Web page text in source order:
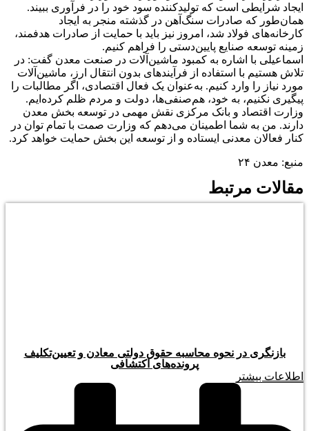
ایجاد شرایطی است که تولیدکننده سود خود را در فرآوری ببیند.
همان‌طور که صادرات سنگ‌آهن در گذشته منجر به ایجاد
کارخانه‌های فولاد شد، امروز نیز باید با حمایت از صادرات هدفمند،
زمینه توسعه صنایع پایین‌دستی را فراهم کنیم.
اسماعیلی با اشاره به کمبود ماشین‌آلات در صنعت معدن گفت: در
تلاش هستیم با استفاده از فرآیندهای بدون انتقال ارز، ماشین‌آلات
مورد نیاز را وارد کنیم. به‌عنوان یک فعال اقتصادی، اگر مطالبات را
پیگیری نکنیم، به خود، هم‌صنفی‌ها، دولت و مردم ظلم کرده‌ایم.
وزارت اقتصاد و بانک مرکزی نقش مهمی در توسعه بخش معدن
دارند. من به شما اطمینان می‌دهم که وزارت صمت با تمام توان در
کنار فعالان معدنی ایستاده و از توسعه این بخش حمایت خواهد کرد.
منبع: معدن ۲۴
مقالات مرتبط
بازنگری در نحوه محاسبه حقوق دولتی معادن و تعیین‌تکلیف
پرونده‌های اکتشافی
اطلاعات بیشتر